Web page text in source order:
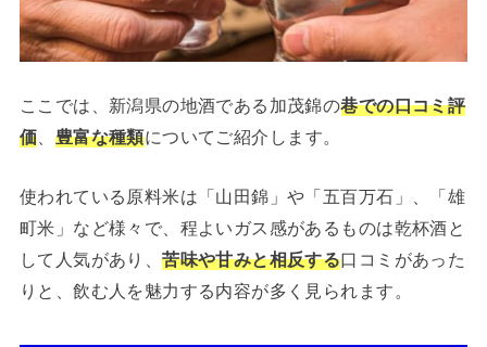
ここでは、新潟県の地酒である加茂錦の巷での口コミ評
価
豊富な種類についてご紹介します。
使われている原料米は「山田錦」や「五百万石」、「雄
町米」など様々で、程よいガス感があるものは乾杯酒と
して人気があり、苦味や甘みと相反する口コミがあった
りと、飲む人を魅力する内容が多く見られます。